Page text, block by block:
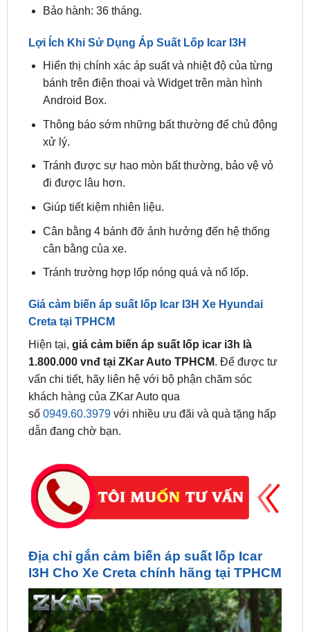
Lợi Ích Khi Sử Dụng Áp Suất Lốp Icar I3H
bánh trên điện thoại và Widget trên màn hình
Android Box.
Thông báo sớm những bất thường để chủ động
xử lý.
Tránh được sự hao mòn bất thường, bảo vệ vỏ
đi được lâu hơn.
Giúp tiết kiệm nhiên liệu.
cân bằng của xe.
Tránh trường hợp lốp nóng quá và nổ lốp.
Giá cảm biến áp suất lốp Icar I3H Xe Hyundai
Hiện tại, giá cảm biến áp suất lốp icar i3h là
1.800.000 vnđ tại ZKar Auto TPHCM
vấn chi tiết, hãy liên hệ với bộ phận chăm sóc
khách hàng của ZKar Auto qua
số0949.60.3979với nhiều ưu đãi và quà tặng hấp
dẫn đang chờ bạn.
Địa chỉ gắn cảm biến áp suất lốp Icar